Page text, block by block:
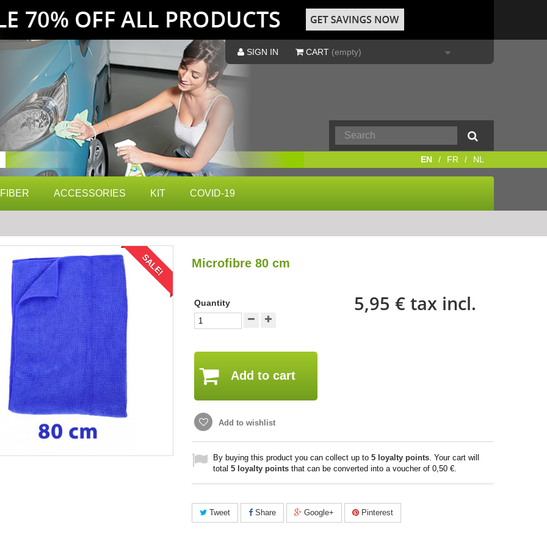
SIGN IN CART (empty)
ACCESSORIES KIT COVID-19
EN FR NL
SALE! Microfibre 80 cm
Quantity 5,95 € tax incl.
Add to cart
Add to wishlist
By buying this product you can collect up to 5 loyalty points. Your cart will
total 5 loyalty points that can be converted into a voucher of 0,50 €.
Tweet Share Google+ Pinterest